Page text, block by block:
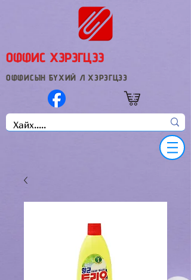
ОФФИС ХЭРЭГЦЭЭ
ОФФИСЫН БҮХИЙ Л ХЭРЭГЦЭЭ